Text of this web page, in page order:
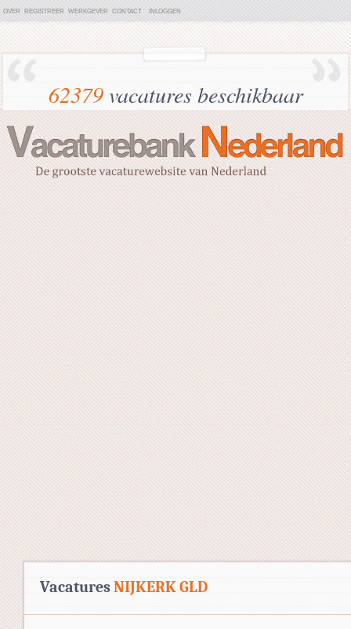
OVER REGISTREER WERKGEVER CONTACT INLOGGEN
62379vacatures beschikbaar
VacaturesNIJKERK GLD